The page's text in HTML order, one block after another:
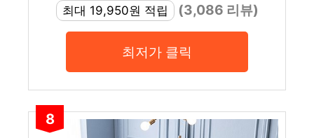
최대 19,950원 적립
(3,086 리뷰)
최저가 클릭
8